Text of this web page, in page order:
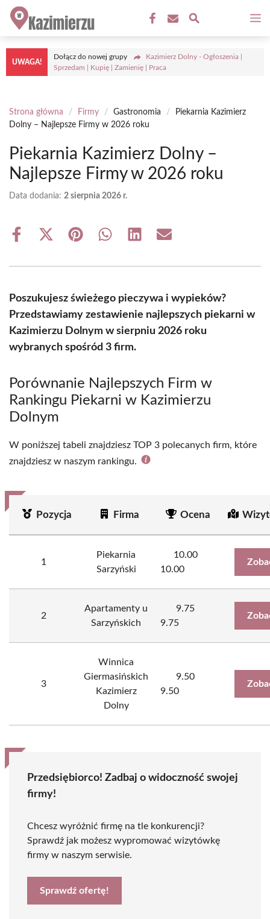
Przejdź
treści
UWAGA!
Dołącz do nowej grupy
Kazimierz Dolny - Ogłoszenia |
Sprzedam | Kupię | Zamienię | Praca
Strona główna / Firmy / Gastronomia /
Piekarnia Kazimierz
Dolny – Najlepsze Firmy w 2026 roku
Piekarnia Kazimierz Dolny –
Najlepsze Firmy w 2026 roku
Data dodania: 2 sierpnia 2026 r.
Share
Share
(Twitter)
Share Share Share Share
Poszukujesz świeżego pieczywa i wypieków?
Przedstawiamy zestawienie najlepszych piekarni w
Kazimierzu Dolnym w sierpniu 2026 roku
wybranych spośród 3 firm.
Porównanie Najlepszych Firm w
Rankingu Piekarni w Kazimierzu
Dolnym
W poniższej tabeli znajdziesz TOP 3 polecanych firm, które
znajdziesz w naszym rankingu.
Pozycja Firma Ocena
1
Piekarnia
Sarzyński
10.00
10.00
2
Apartamenty u
Sarzyńskich
9.75
9.75
3
Winnica
Giermasińskich
Kazimierz
Dolny
9.50
9.50
Przedsiębiorco! Zadbaj o widoczność swojej
firmy!
Chcesz wyróżnić firmę na tle konkurencji?
Sprawdź jak możesz wypromować wizytówkę
firmy w naszym serwisie.
Sprawdź ofertę!